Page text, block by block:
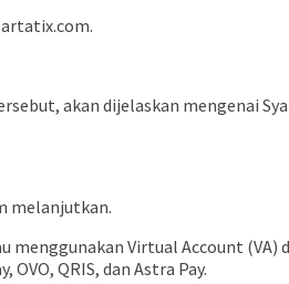
akan dijelaskan mengenai
melanjutkan.
Virtual Account (VA)
QRIS, dan Astra Pay.